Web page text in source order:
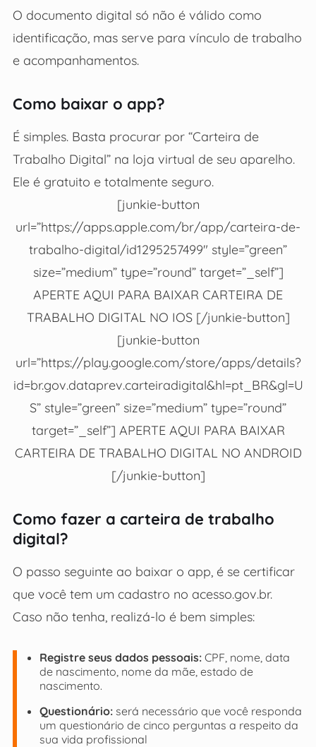
O documento digital só não é válido como
identificação, mas serve para vínculo de trabalho
e acompanhamentos.
Como baixar o app?
É simples. Basta procurar por “Carteira de
Trabalho Digital” na loja virtual de seu aparelho.
Ele é gratuito e totalmente seguro.
[junkie-button
url=”https://apps.apple.com/br/app/carteira-de-
trabalho-digital/id1295257499″ style=”green”
size=”medium” type=”round” target=”_self”]
APERTE AQUI PARA BAIXAR CARTEIRA DE
TRABALHO DIGITAL NO IOS [/junkie-button]
[junkie-button
url=”https://play.google.com/store/apps/details?
id=br.gov.dataprev.carteiradigital&hl=pt_BR&gl=U
S” style=”green” size=”medium” type=”round”
target=”_self”] APERTE AQUI PARA BAIXAR
CARTEIRA DE TRABALHO DIGITAL NO ANDROID
[/junkie-button]
Como fazer a carteira de trabalho
digital?
O passo seguinte ao baixar o app, é se certificar
que você tem um cadastro no acesso.gov.br.
Caso não tenha, realizá-lo é bem simples:
Registre seus dados pessoais:CPF, nome, data
de nascimento, nome da mãe, estado de
nascimento.
Questionário: será necessário que você responda
um questionário de cinco perguntas a respeito da
sua vida profissional